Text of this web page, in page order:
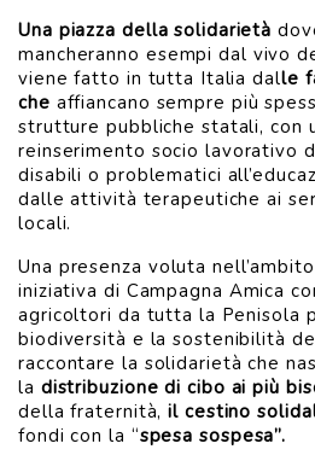
Una piazza della solidarietà
mancheranno esempi dal vivo
viene fatto in tutta Italia dalle
che affiancano sempre più
strutture pubbliche statali, con
reinserimento socio lavorativo
disabili o problematici
dalle attività terapeutiche ai
locali.
Una presenza voluta
iniziativa di Campagna Amica
agricoltori da tutta la Penisola
biodiversità e la sostenibilità
raccontare la solidarietà che
la distribuzione di cibo ai più
della fraternità,il cestino
fondi con la “spesa sospesa”.